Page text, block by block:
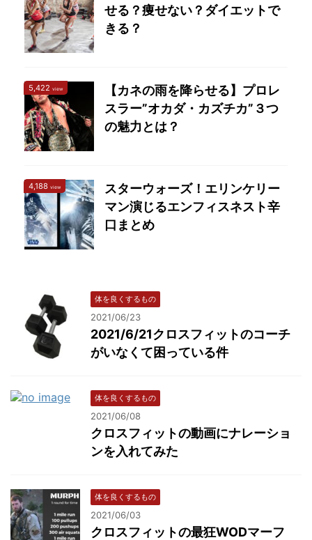
せる？痩せない？ダイエットで
きる？
5,422 view
【カネの雨を降らせる】プロレ
スラー”オカダ・カズチカ”３つ
の魅力とは？
4,188 view
スターウォーズ！エリンケリー
マン演じるエンフィスネスト辛
口まとめ
体を良くするもの
2021/06/23
2021/6/21クロスフィットのコーチ
がいなくて困っている件
体を良くするもの
2021/06/08
クロスフィットの動画にナレーショ
ンを入れてみた
体を良くするもの
2021/06/03
クロスフィットの最狂WODマーフ